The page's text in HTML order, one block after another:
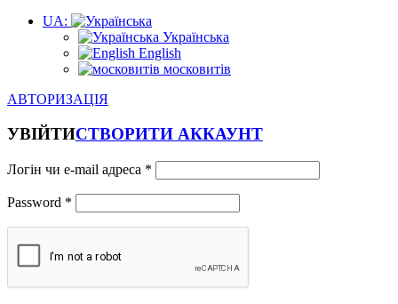
UA:
Українська
English
московитів
АВТОРИЗАЦІЯ
УВІЙТИСТВОРИТИ АККАУНТ
Логін чи e-mail адреса *
Password *